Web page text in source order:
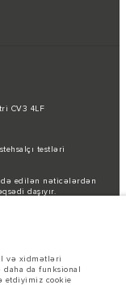
CV3 4LF
testləri
edilən nəticələrdən
daşıyır.
Bu, çox dinamik bir
üçün mövcud
hər hansı cari
mərkəzi ilə əlaqə
və xidmətləri
daha da funksional
etdiyimiz cookie